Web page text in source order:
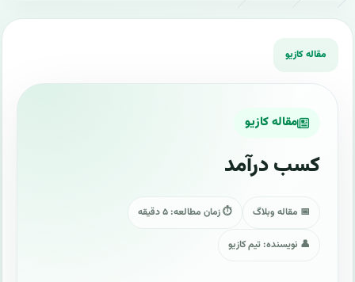
مقاله کازیو
کسب درآمد
📅 مقاله وبلاگ ⏱ زمان مطالعه: ۵ دقیقه
👤 نویسنده: تیم کازیو